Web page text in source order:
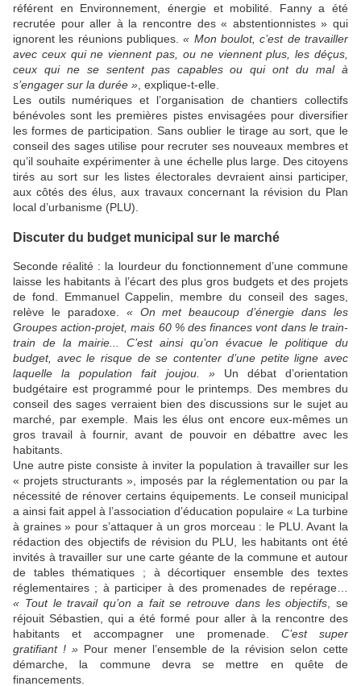
référent en Environnement, énergie et mobilité. Fanny a été
recrutée pour aller à la rencontre des « abstentionnistes » qui
ignorent les réunions publiques.« Mon boulot, c’est de travailler
avec ceux qui ne viennent pas, ou ne viennent plus, les déçus,
ceux qui ne se sentent pas capables ou qui ont du mal à
s’engager sur la durée » , explique-t-elle.
Les outils numériques et l’organisation de chantiers collectifs
bénévoles sont les premières pistes envisagées pour diversifier
les formes de participation. Sans oublier le tirage au sort, que le
conseil des sages utilise pour recruter ses nouveaux membres et
qu’il souhaite expérimenter à une échelle plus large. Des citoyens
tirés au sort sur les listes électorales devraient ainsi participer,
aux côtés des élus, aux travaux concernant la révision du Plan
local d’urbanisme (PLU).
Discuter du budget municipal sur le marché
Seconde réalité : la lourdeur du fonctionnement d’une commune
laisse les habitants à l’écart des plus gros budgets et des projets
de fond. Emmanuel Cappelin, membre du conseil des sages,
relève le paradoxe. « On met beaucoup d’énergie dans les
Groupes action-projet, mais 60 % des finances vont dans le train-
train de la mairie... C’est ainsi qu’on évacue le politique du
budget, avec le risque de se contenter d’une petite ligne avec
laquelle la population fait joujou. »Un débat d’orientation
budgétaire est programmé pour le printemps. Des membres du
conseil des sages verraient bien des discussions sur le sujet au
marché, par exemple. Mais les élus ont encore eux-mêmes un
gros travail à fournir, avant de pouvoir en débattre avec les
habitants.
Une autre piste consiste à inviter la population à travailler sur les
« projets structurants », imposés par la réglementation ou par la
nécessité de rénover certains équipements. Le conseil municipal
a ainsi fait appel à l’association d’éducation populaire « La turbine
à graines » pour s’attaquer à un gros morceau : le PLU. Avant la
rédaction des objectifs de révision du PLU, les habitants ont été
invités à travailler sur une carte géante de la commune et autour
de tables thématiques ; à décortiquer ensemble des textes
réglementaires ; à participer à des promenades de repérage…
« Tout le travail qu’on a fait se retrouve dans les objectifs, se
réjouit Sébastien, qui a été formé pour aller à la rencontre des
habitants et accompagner une promenade. C’est super
gratifiant ! »Pour mener l’ensemble de la révision selon cette
démarche, la commune devra se mettre en quête de
financements.